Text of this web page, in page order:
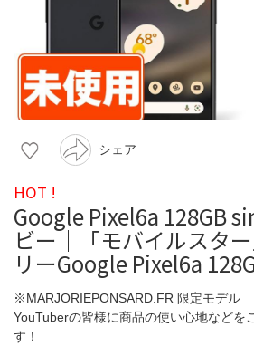
シェア
HOT !
Google Pixel6a 128GB
ビー｜「モバイルスタ
リーGoogle Pixel6a
※MARJORIEPONSARD.FR 限定モデル
YouTuberの皆様に商品の使い心地などを
す！